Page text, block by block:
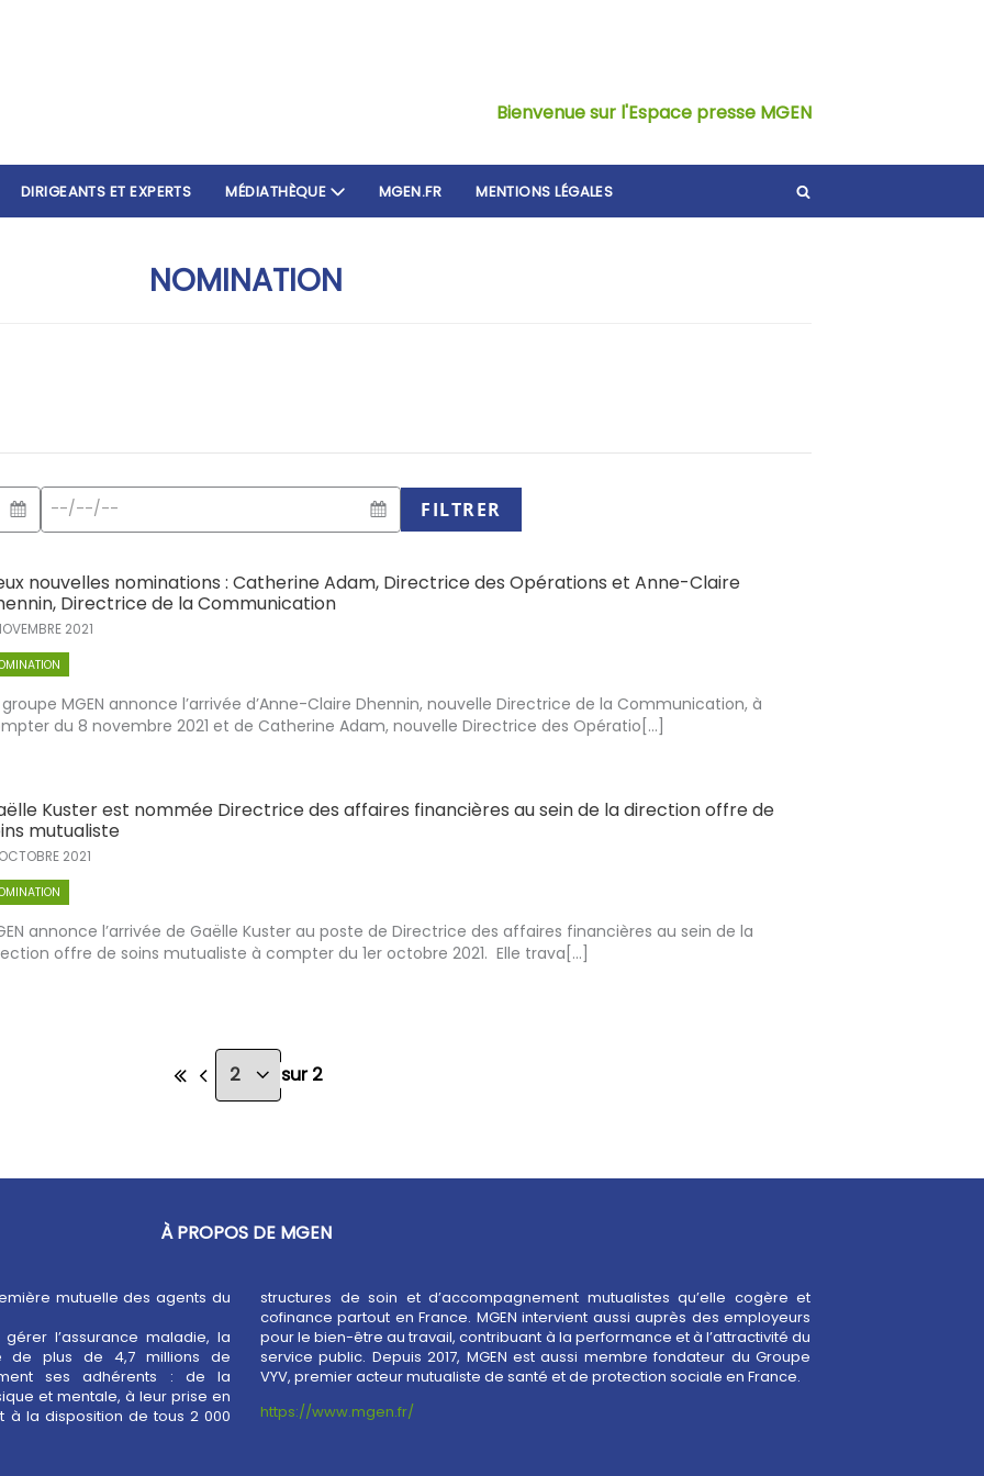
Bienvenue sur l'Espace presse MGEN
DIRIGEANTS ET EXPERTS MÉDIATHÈQUE MGEN.FR MENTIONS LÉGALES
NOMINATION
Date
FILTRER
nouvelles nominations : Catherine Adam, Directrice des Opérations et Anne-Claire
Directrice de la Communication
2021
groupe MGEN annonce l’arrivée d’Anne-Claire Dhennin, nouvelle Directrice de la Communication, à
du 8 novembre 2021 et de Catherine Adam, nouvelle Directrice des Opératio[...]
Kuster est nommée Directrice des affaires financières au sein de la direction offre de
mutualiste
2021
annonce l’arrivée de Gaëlle Kuster au poste de Directrice des affaires financières au sein de la
offre de soins mutualiste à compter du 1er octobre 2021. Elle trava[...]
sur 2
À PROPOS DE MGEN
mutuelle des agents du
l’assurance maladie, la
de plus de 4,7 millions de
ses adhérents : de la
et mentale, à leur prise en
à la disposition de tous 2 000
structures de soin et d’accompagnement mutualistes qu’elle cogère et
cofinance partout en France. MGEN intervient aussi auprès des employeurs
et à l’attractivité du
membre fondateur du Groupe
VYV, premier acteur mutualiste de santé et de protection sociale en France.
https://www.mgen.fr/